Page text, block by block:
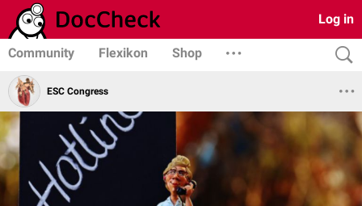
Log in
Community Flexikon Shop
ESC Congress